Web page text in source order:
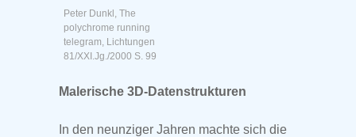
Peter Dunkl, The
polychrome running
telegram, Lichtungen
81/XXI.Jg./2000 S. 99
Malerische 3D-Datenstrukturen
In den neunziger Jahren machte sich die